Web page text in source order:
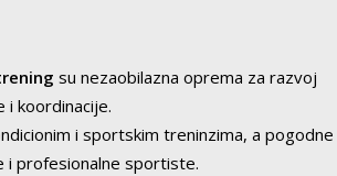
1,400.00 RSD
do
1,700.00 RSD
su nezaobilazna oprema za razvoj
i koordinacije.
i sportskim treninzima, a pogodne
i profesionalne sportiste.